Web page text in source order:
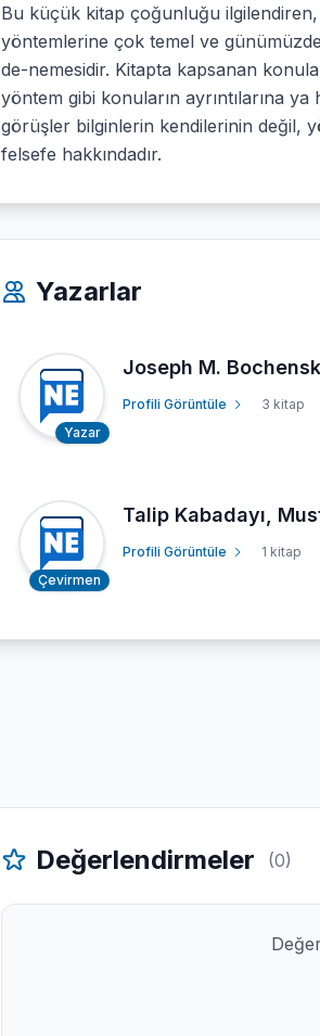
Bu küçük kitap çoğunluğu
yöntemlerine çok temel ve
de-nemesidir. Kitapta kapsanan
yöntem gibi konuların ayrıntılarına
görüşler bilginlerin kendilerinin değil,
felsefe hakkındadır.
Yazarlar
Yazar
Joseph M.
Profili Görüntüle 3 kitap
Çevirmen
Talip Kabadayı,
Profili Görüntüle 1 kitap
Değerlendirmeler (0)